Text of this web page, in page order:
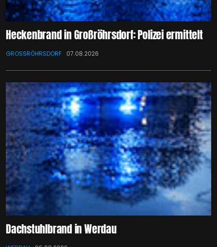
Heckenbrand in Großröhrsdorf: Polizei ermittelt
GROSSRÖHRSDORF 07.08.2026
Dachstuhlbrand in Werdau